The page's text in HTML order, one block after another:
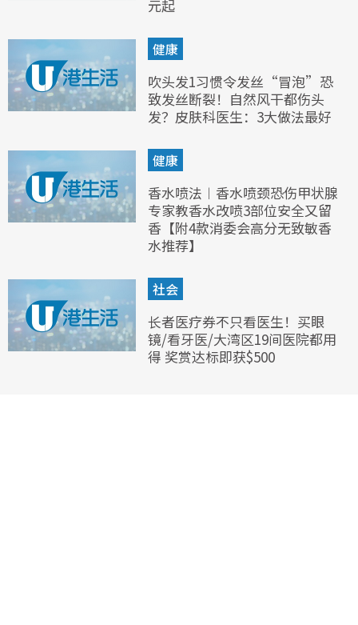
元起
健康
吹头发1习惯令发丝“冒泡”恐
致发丝断裂！自然风干都伤头
发？皮肤科医生：3大做法最好
健康
香水喷法︱香水喷颈恐伤甲状腺
专家教香水改喷3部位安全又留
香【附4款消委会高分无致敏香
水推荐】
社会
长者医疗券不只看医生！买眼
镜/看牙医/大湾区19间医院都用
得 奖赏达标即获$500